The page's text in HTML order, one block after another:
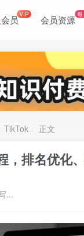
员VIP 会员资源
TikTok 正文
，排名优化
...